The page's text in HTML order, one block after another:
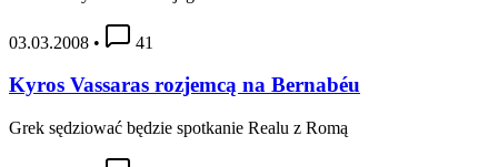
03.03.2008 • 41
Kyros Vassaras rozjemcą na Bernabéu
Grek sędziować będzie spotkanie Realu z Romą